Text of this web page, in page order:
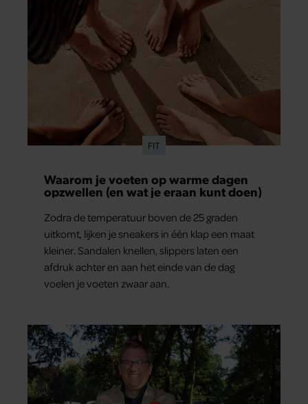
FIT
Waarom je voeten op warme dagen
opzwellen (en wat je eraan kunt doen)
Zodra de temperatuur boven de 25 graden
uitkomt, lijken je sneakers in één klap een maat
kleiner. Sandalen knellen, slippers laten een
afdruk achter en aan het einde van de dag
voelen je voeten zwaar aan.